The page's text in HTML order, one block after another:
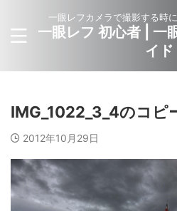
一眼レフカメラで撮影する時
一眼レフ 初心者 | 一
イド
IMG_1022_3_4のコピ
2012年10月29日